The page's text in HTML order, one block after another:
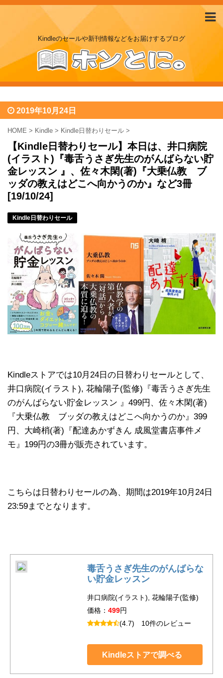
Kindleのセールや新刊情報などをお届けするブログ
2019年10月24日
HOME > Kindle > Kindle日替わりセール >
【Kindle日替わりセール】本日は、井口病院
(イラスト)『毒舌うさぎ先生のがんばらない貯
金レッスン 』、佐々木閑(著)『大乗仏教 ブ
ッダの教えはどこへ向かうのか』など3冊
[19/10/24]
Kindle日替わりセール
Kindleストアでは10月24日の日替わりセールとして、
井口病院(イラスト), 花輪陽子(監修)『毒舌うさぎ先生
のがんばらない貯金レッスン 』499円、佐々木閑(著)
『大乗仏教 ブッダの教えはどこへ向かうのか』399
円、大崎梢(著)『配達あかずきん 成風堂書店事件メ
モ』199円の3冊が販売されています。
こちらは日替わりセールの為、期間は2019年10月24日
23:59までとなります。
毒舌うさぎ先生のがんばらな
い貯金レッスン
井口病院(イラスト), 花輪陽子(監修)
価格： 499円
(4.7) 10件のレビュー
Kindleストアで調べる